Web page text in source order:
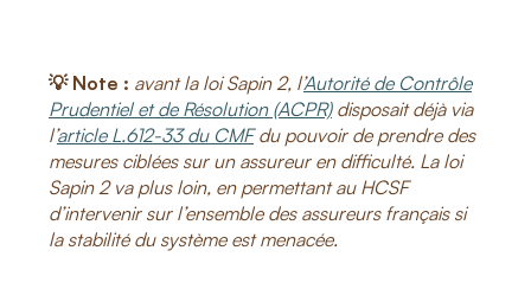
💡 Note : avant la loi Sapin 2, l’Autorité de Contrôle
Prudentiel et de Résolution (ACPR)disposait déjà via
l’article L.612-33 du CMFdu pouvoir de prendre des
mesures ciblées sur un assureur en difficulté. La loi
Sapin 2 va plus loin, en permettant au HCSF
d’intervenir sur l’ensemble des assureurs français si
la stabilité du système est menacée.